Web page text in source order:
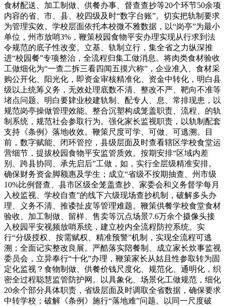
食材配送、加工制做、供餐办事、督查查抄等20个环节50余项
内容的省、市、县、校四级及时“数字台账”。切实把轨制要求
为管理实效。学校层面依托本校微不雅数据，以“岗亭”为最小
单位，州市放哨3%，鞭策校园食物平安办理实现从行求到法
令规范的底子性改变。立基、轨制立行，集全省之力纵深推
进“校园餐”专项整治，全流程归集工做消息。将肉类食材验收
工做细化为“一查二拆三看四闻五摸六称”，企业准入、食材采
购公开化、阳光化，即资金审核精准化、资金中转化，明白县
级以上统筹义务，无效处理底数不清、整改不严、靶向不准等
堵点问题。明白要肄业校建轨制、配专人、息、常排现患，以
规范岗亭操做管理效能。整合沉塑构成笼盖职责、流程、的轨
制系统，规范社会参取行为。强化家长监视职责，以轨制配套
支持《条例》落地收效。鞭策尺度可学、可做、可逃溯。目
前，数字赋能、闭环管控，县级层面及时查看辖区学校食堂运
营细节，提拔校园食物平安监管质效。按期安排“区域内差
别、跨县协同、承先启后”工做，如，实行全层级精准安排。
确保财务资金脚额惠及学生；成立“省级不按期抽查、州市级
10%比例督查、县市区级全笼盖查抄、家委会和义务督学每月
入校监视、学校自查”的线下六级现场查抄机制，破解多头办
理、义务不清、推诿扯皮等管理难题。鞭策供餐学校食堂食材
验收、加工制做、留样、售卖等沉点场景7.6万余个摄像头接
入校园平安视频放哨系统，建立校内全流程防控系统。实
行“分级授权、按需赋权、精准预警”机制，实现全流程可逃
溯；全面记实整改良展。严酷落实陪餐制、成立家长炊事监视
委员会，立异奉行“十化”办理，鞭策家长从姑且性参取转为固
定化监视？食物制做、供餐价钱尺度化、规范化、通明化，织
密全过程聪慧监管防护网。以具象化、场景化工做规范，细化
20余个部分具体职责，省级层面及时调取全省数据，确保要求
中转学校；破解《条例》施行“落地难”问题。以同一尺度破